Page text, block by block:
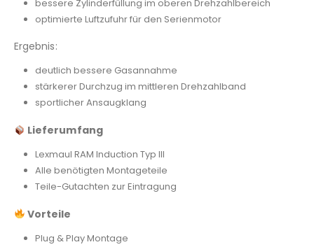
bessere Zylinderfüllung im oberen Drehzahlbereich
optimierte Luftzufuhr für den Serienmotor
Ergebnis:
deutlich bessere Gasannahme
stärkerer Durchzug im mittleren Drehzahlband
sportlicher Ansaugklang
Lieferumfang
Lexmaul RAM Induction Typ III
Alle benötigten Montageteile
Teile-Gutachten zur Eintragung
Vorteile
Plug & Play Montage